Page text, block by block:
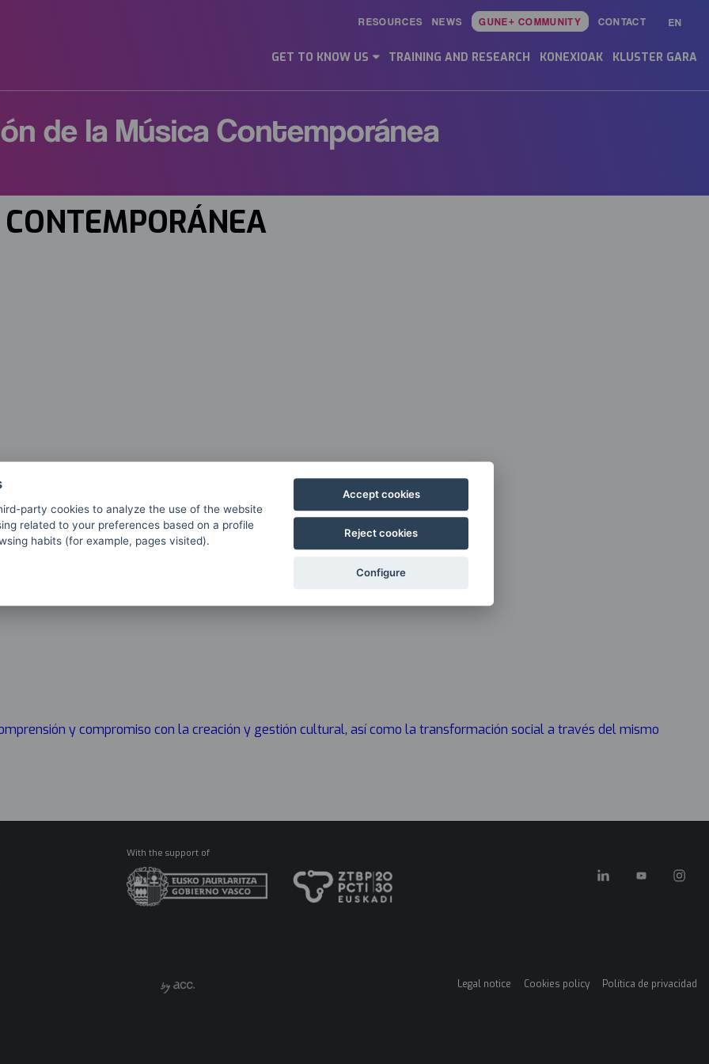
EN
Menu
ES
RESOURCES NEWS GUNE+ COMMUNITY CONTACT
GET TO KNOW US TRAINING AND RESEARCH KONEXIOAK KLUSTER GARA
de la Música Contemporánea
Contemporánea
y compromiso con la creación y gestión cultural, así como la transformación social a través del mismo
With the support of
Menú
Legal notice Cookies policy Política de privacidad
party cookies to analyze the use of the website
related to your preferences based on a profile
habits (for example, pages visited).
Accept cookies
Reject cookies
Configure